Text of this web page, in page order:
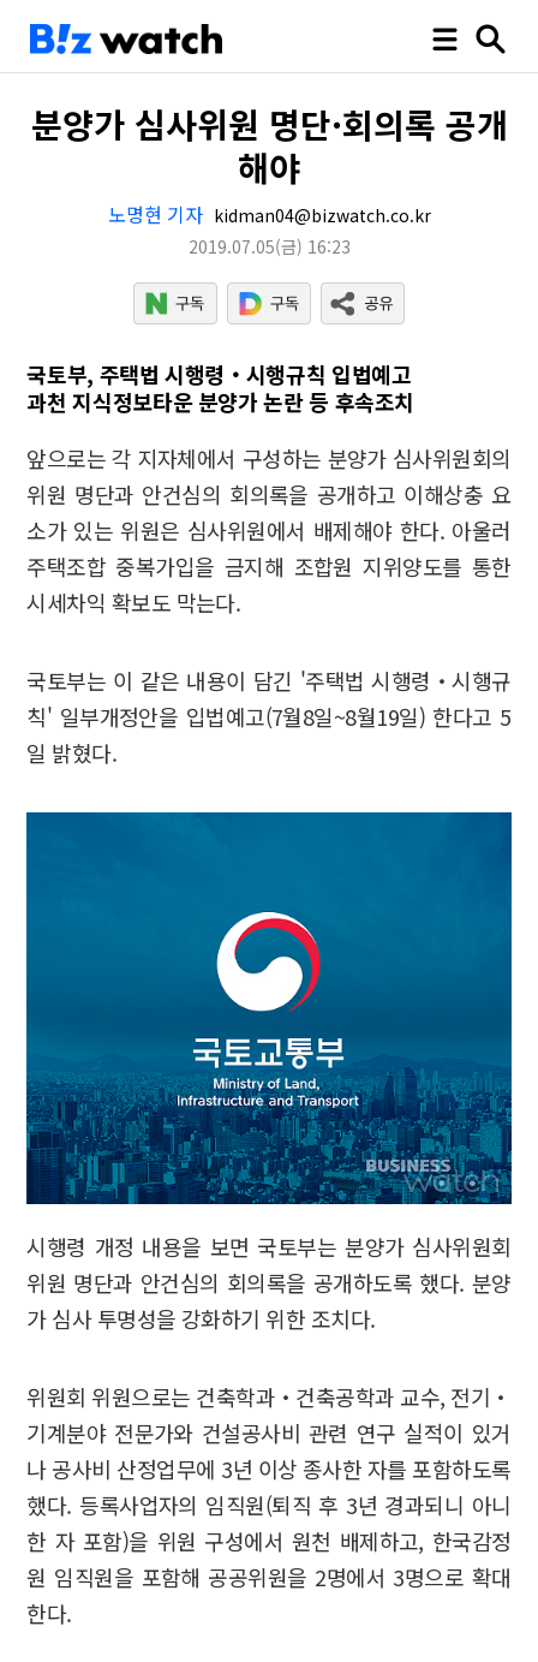
분양가 심사위원 명단·회의록 공개
해야
노명현 기자 kidman04@bizwatch.co.kr
2019.07.05(금) 16:23
국토부, 주택법 시행령‧시행규칙 입법예고
과천 지식정보타운 분양가 논란 등 후속조치
앞으로는 각 지자체에서 구성하는 분양가 심사위원회의
위원 명단과 안건심의 회의록을 공개하고 이해상충 요
소가 있는 위원은 심사위원에서 배제해야 한다. 아울러
주택조합 중복가입을 금지해 조합원 지위양도를 통한
시세차익 확보도 막는다.
국토부는 이 같은 내용이 담긴 '주택법 시행령‧시행규
칙' 일부개정안을 입법예고(7월8일~8월19일) 한다고 5
일 밝혔다.
시행령 개정 내용을 보면 국토부는 분양가 심사위원회
위원 명단과 안건심의 회의록을 공개하도록 했다. 분양
가 심사 투명성을 강화하기 위한 조치다.
위원회 위원으로는 건축학과‧건축공학과 교수, 전기‧
기계분야 전문가와 건설공사비 관련 연구 실적이 있거
나 공사비 산정업무에 3년 이상 종사한 자를 포함하도록
했다. 등록사업자의 임직원(퇴직 후 3년 경과되니 아니
한 자 포함)을 위원 구성에서 원천 배제하고, 한국감정
원 임직원을 포함해 공공위원을 2명에서 3명으로 확대
한다.